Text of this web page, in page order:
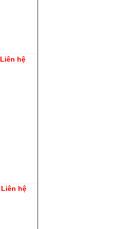
Liên hệ
Liên hệ